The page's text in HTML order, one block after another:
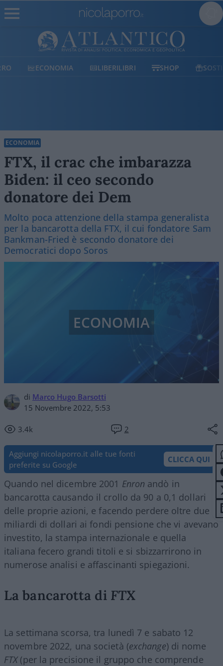
ECONOMIA LIBERILIBRI SHOP SOSTIENICI
ECONOMIA
FTX, il crac che imbarazza
Biden: il ceo secondo
donatore dei Dem
Molto poca attenzione della stampa generalista
per la bancarotta della FTX, il cui fondatore Sam
Bankman-Fried è secondo donatore dei
Democratici dopo Soros
di Marco Hugo Barsotti
15 Novembre 2022, 5:53
3.4k 2
ECONOMIA
Aggiungi nicolaporro.it alle tue fonti
preferite su Google
CLICCA QUI
Quando nel dicembre 2001 Enron andò in
bancarotta causando il crollo da 90 a 0,1 dollari
delle proprie azioni, e facendo perdere oltre due
miliardi di dollari ai fondi pensione che vi avevano
investito, la stampa internazionale e quella
italiana fecero grandi titoli e si sbizzarrirono in
numerose analisi e affascinanti spiegazioni.
La bancarotta di FTX
La settimana scorsa, tra lunedì 7 e sabato 12
novembre 2022, una società (exchange) di nome
FTX(per la precisione il gruppo che comprende